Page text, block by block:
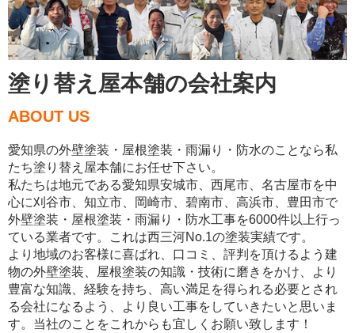
塗り替え屋本舗の会社案内
ABOUT US
愛知県の外壁塗装・屋根塗装・雨漏り・防水のことなら私
たち塗り替え屋本舗にお任せ下さい。
私たちは地元である愛知県安城市、西尾市、名古屋市を中
心に刈谷市、知立市、岡崎市、碧南市、高浜市、豊田市で
外壁塗装・屋根塗装・雨漏り・防水工事を6000件以上行っ
ている業者です。これは西三河No.1の塗装実績です。
より地域のお客様に喜ばれ、口コミ、評判を頂けるよう建
物の外壁塗装、屋根塗装の知識・技術に磨きをかけ、より
豊富な知識、経験を持ち、高い満足を得られる必要とされ
る会社になるよう、より良い工事をしていきたいと思いま
す。当社のことをこれからも宜しくお願い致します！